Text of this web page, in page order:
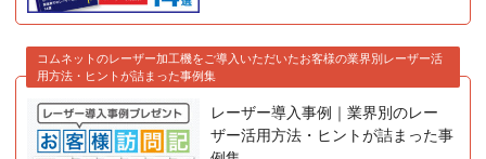
コムネットのレーザー加工機をご導入いただいたお客様の業界別レーザー活
用方法・ヒントが詰まった事例集
レーザー導入事例｜業界別のレー
ザー活用方法・ヒントが詰まった事